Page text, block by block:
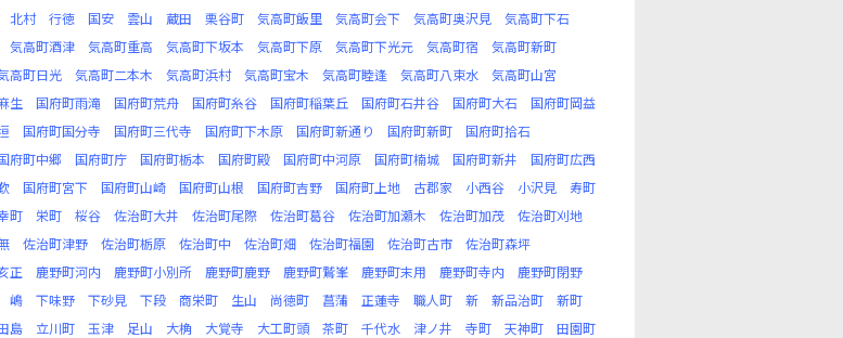
北村 行徳 国安 雲山 蔵田 栗谷町 気高町飯里 気高町会下 気高町奥沢見
気高町下石
気高町酒津 気高町重高 気高町下坂本 気高町下原 気高町下光元 気高町宿
気高町新町
高町日光 気高町二本木 気高町浜村 気高町宝木 気高町睦逢 気高町八束水
気高町山宮
生 国府町雨滝 国府町荒舟 国府町糸谷 国府町稲葉丘 国府町石井谷 国府町大石
国府町岡益
国府町国分寺 国府町三代寺 国府町下木原 国府町新通り 国府町新町
国府町拾石
府町中郷 国府町庁 国府町栃本 国府町殿 国府町中河原 国府町楠城 国府町新井
国府町広西
国府町宮下 国府町山崎 国府町山根 国府町吉野 国府町上地 古郡家 小西谷 小沢見
寿町
町 栄町 桜谷 佐治町大井 佐治町尾際 佐治町葛谷 佐治町加瀬木 佐治町加茂
佐治町刈地
佐治町津野 佐治町栃原 佐治町中 佐治町畑 佐治町福園 佐治町古市
佐治町森坪
正 鹿野町河内 鹿野町小別所 鹿野町鹿野 鹿野町鷲峯 鹿野町末用 鹿野町寺内
鹿野町閉野
嶋 下味野 下砂見 下段 商栄町 生山 尚徳町 菖蒲 正蓮寺 職人町 新 新品治町
新町
島 立川町 玉津 足山 大桷 大覚寺 大工町頭 茶町 千代水 津ノ井 寺町 天神町
田園町